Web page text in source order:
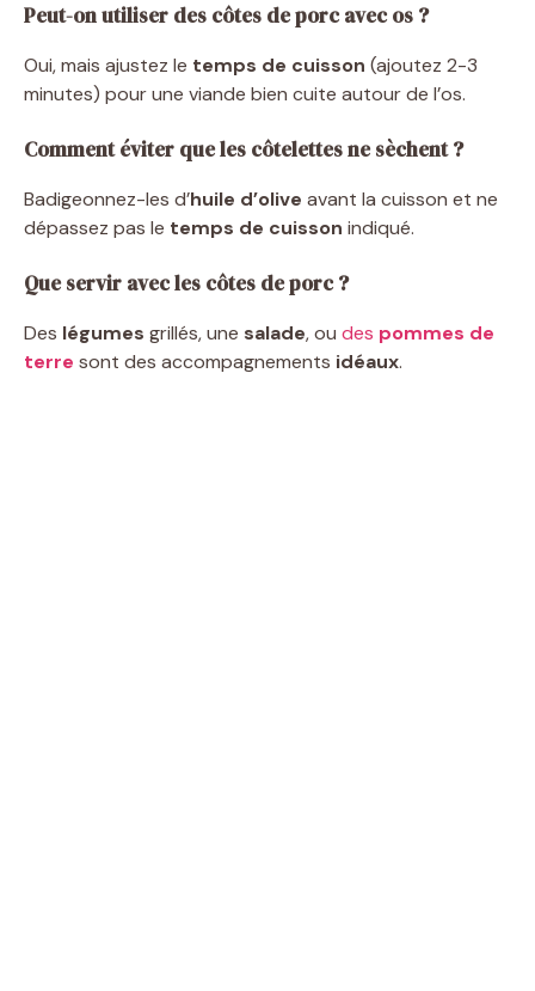
Peut-on utiliser des côtes de porc avec os ?
Oui, mais ajustez le temps de cuisson (ajoutez 2-3
minutes) pour une viande bien cuite autour de l’os.
Comment éviter que les côtelettes ne sèchent ?
Badigeonnez-les d’huile d’olive avant la cuisson et ne
dépassez pas le temps de cuisson indiqué.
Que servir avec les côtes de porc ?
Des légumes grillés, une salade, ou des pommes de
terre sont des accompagnements idéaux.